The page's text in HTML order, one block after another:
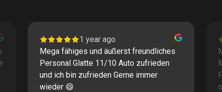
1 year ago
Mega fähiges und äußerst freundliches
Personal Glatte 11/10 Auto zufrieden
und ich bin zufrieden Gerne immer
wieder 😄